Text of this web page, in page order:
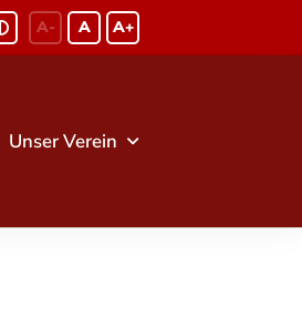
A- A A+
Unser Verein